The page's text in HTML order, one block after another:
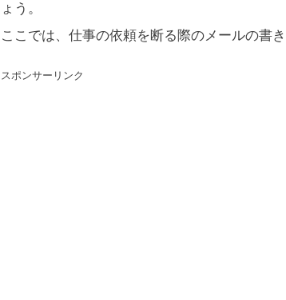
ょう。
ここでは、仕事の依頼を断る際のメールの書
スポンサーリンク